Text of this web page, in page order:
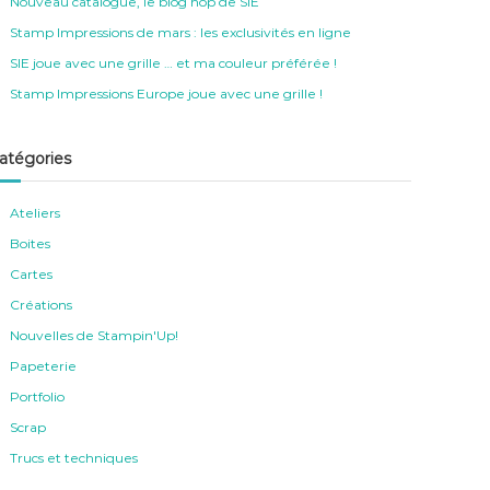
Stamp Impressions de mars : les exclusivités en ligne
SIE joue avec une grille … et ma couleur préférée !
Stamp Impressions Europe joue avec une grille !
Ateliers
Boites
Cartes
Créations
Nouvelles de Stampin'Up!
Papeterie
Portfolio
Scrap
Trucs et techniques